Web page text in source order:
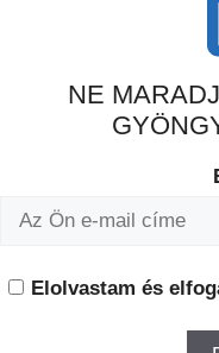
NE
Elolvastam és